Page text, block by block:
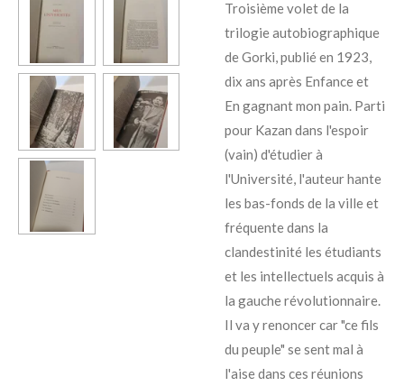
Troisième volet de la
trilogie autobiographique
de Gorki, publié en 1923,
dix ans après Enfance et
En gagnant mon pain. Parti
pour Kazan dans l'espoir
(vain) d'étudier à
l'Université, l'auteur hante
les bas-fonds de la ville et
fréquente dans la
clandestinité les étudiants
et les intellectuels acquis à
la gauche révolutionnaire.
Il va y renoncer car "ce fils
du peuple" se sent mal à
l'aise dans ces réunions